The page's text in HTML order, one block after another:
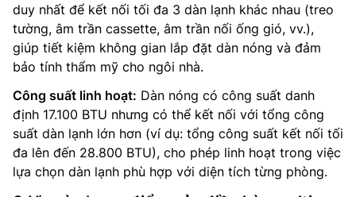
duy nhất để kết nối tối đa 3 dàn lạnh khác nhau (treo
tường, âm trần cassette, âm trần nối ống gió, vv.),
giúp tiết kiệm không gian lắp đặt dàn nóng và đảm
bảo tính thẩm mỹ cho ngôi nhà.
Công suất linh hoạt: Dàn nóng có công suất danh
định 17.100 BTU nhưng có thể kết nối với tổng công
suất dàn lạnh lớn hơn (ví dụ: tổng công suất kết nối tối
đa lên đến 28.800 BTU), cho phép linh hoạt trong việc
lựa chọn dàn lạnh phù hợp với diện tích từng phòng.